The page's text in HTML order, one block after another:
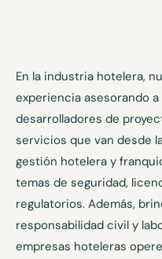
En la industria hotelera,
experiencia asesorando
desarrolladores de
servicios que van desde
gestión hotelera y
temas de seguridad,
regulatorios. Además,
responsabilidad civil y
empresas hoteleras